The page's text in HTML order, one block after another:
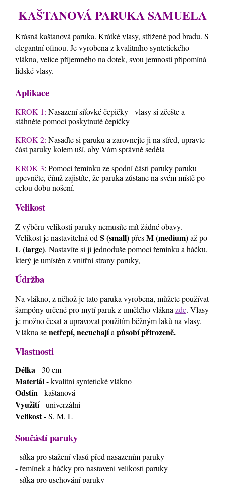
KAŠTANOVÁ PARUKA SAMUELA
Krásná kaštanová paruka. Krátké vlasy, střižené pod bradu. S
elegantní ofinou. Je vyrobena z kvalitního syntetického
vlákna, velice příjemného na dotek, svou jemností připomíná
lidské vlasy.
Aplikace
KROK 1: Nasazení síťovké čepičky - vlasy si zčešte a
stáhněte pomocí poskytnuté čepičky
KROK 2: Nasaďte si paruku a zarovnejte ji na střed, upravte
část paruky kolem uší, aby Vám správně seděla
KROK 3: Pomocí řemínku ze spodní části paruky paruku
upevněte, čímž zajistíte, že paruka zůstane na svém místě po
celou dobu nošení.
Velikost
Z výběru velikosti paruky nemusíte mít žádné obavy.
Velikost je nastavitelná od S (small)přesM (medium)až po
L (large). Nastavíte si ji jednoduše pomocí řemínku a háčku,
který je umístěn z vnitřní strany paruky,
Údržba
Na vlákno, z něhož je tato paruka vyrobena, můžete používat
šampóny určené pro mytí paruk z umělého vláknazde. Vlasy
je možno česat a upravovat použitím běžným laků na vlasy.
Vlákna senetřepí, necuchajíapůsobí přirozeně.
Vlastnosti
Délka- 30 cm
Materiál- kvalitní syntetické vlákno
Odstín- kaštanová
Využití- univerzální
Velikost- S, M, L
Součástí paruky
- síťka pro stažení vlasů před nasazením paruky
- řemínek a háčky pro nastaveni velikosti paruky
- síťka pro uschování paruky